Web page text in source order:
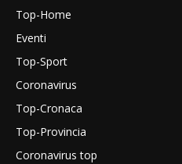
Top-Home
Eventi
Top-Sport
Coronavirus
Top-Cronaca
Top-Provincia
Coronavirus top